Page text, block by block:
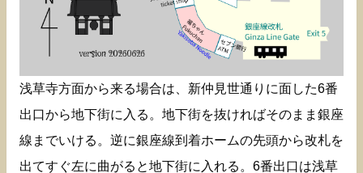
浅草寺方面から来る場合は、新仲見世通りに面した6番
出口から地下街に入る。地下街を抜ければそのまま銀座
線までいける。逆に銀座線到着ホームの先頭から改札を
出てすぐ左に曲がると地下街に入れる。6番出口は浅草